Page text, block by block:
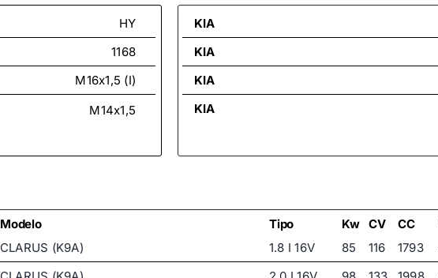
HY
1168
M16x1,5 (I)
M14x1,5
KIA
KIA
KIA
KIA
Modelo Tipo Kw CV CC
CLARUS (K9A) 1.8 I 16V 85 116 1793